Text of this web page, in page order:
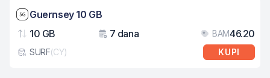
Brzina mreže: 5G
Guernsey 10 GB
Podaci
10 GB
Važenje
7 dana BAM46.20
Tip eSIM kartice
SURF(CY) KUPI